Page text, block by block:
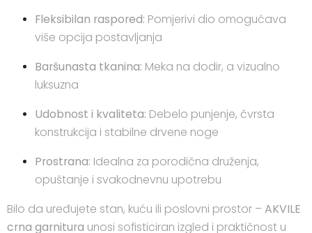
Fleksibilan raspored: Pomjerivi dio omogućava
više opcija postavljanja
Baršunasta tkanina: Meka na dodir, a vizualno
luksuzna
Udobnost i kvaliteta: Debelo punjenje, čvrsta
konstrukcija i stabilne drvene noge
Prostrana: Idealna za porodična druženja,
opuštanje i svakodnevnu upotrebu
Bilo da uređujete stan, kuću ili poslovni prostor –AKVILE
crna garnitura unosi sofisticiran izgled i praktičnost u